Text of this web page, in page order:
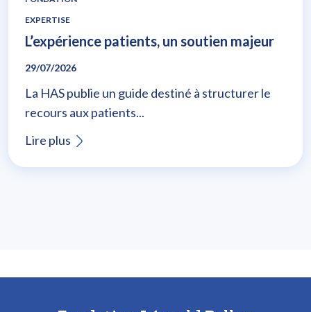
EXPERTISE
L’expérience patients, un soutien majeur
29/07/2026
La HAS publie un guide destiné à structurer le
recours aux patients...
Lire plus